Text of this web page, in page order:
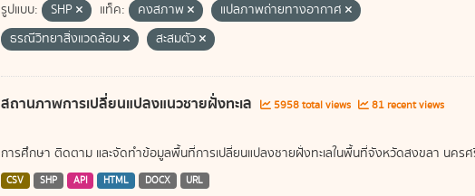
รูปแบบ: SHP แท็ค: คงสภาพ
แปลภาพถ่ายทางอากาศ
ธรณีวิทยาสิ่งแวดล้อม
สะสมตัว
สถานภาพการเปลี่ยนแปลงแนวชายฝั่งทะเล 5958 total views 81 recent views
การศึกษา ติดตาม และจัดทำข้อมูลพื้นที่การเปลี่ยนแปลงชายฝั่งทะเลในพื้นที่จังหวัดสงขลา นคร
CSV SHP API HTML DOCX URL